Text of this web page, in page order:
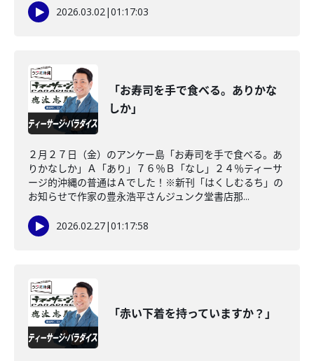
2026.03.02|01:17:03
「お寿司を手で食べる。ありかな
しか」
２月２７日（金）のアンケー島「お寿司を手で食べる。あ
りかなしか」Ａ「あり」７６％Ｂ「なし」２４％ティーサ
ージ的沖縄の普通はＡでした！※新刊「はくしむるち」の
お知らせで作家の豊永浩平さんジュンク堂書店那...
2026.02.27|01:17:58
「赤い下着を持っていますか？」